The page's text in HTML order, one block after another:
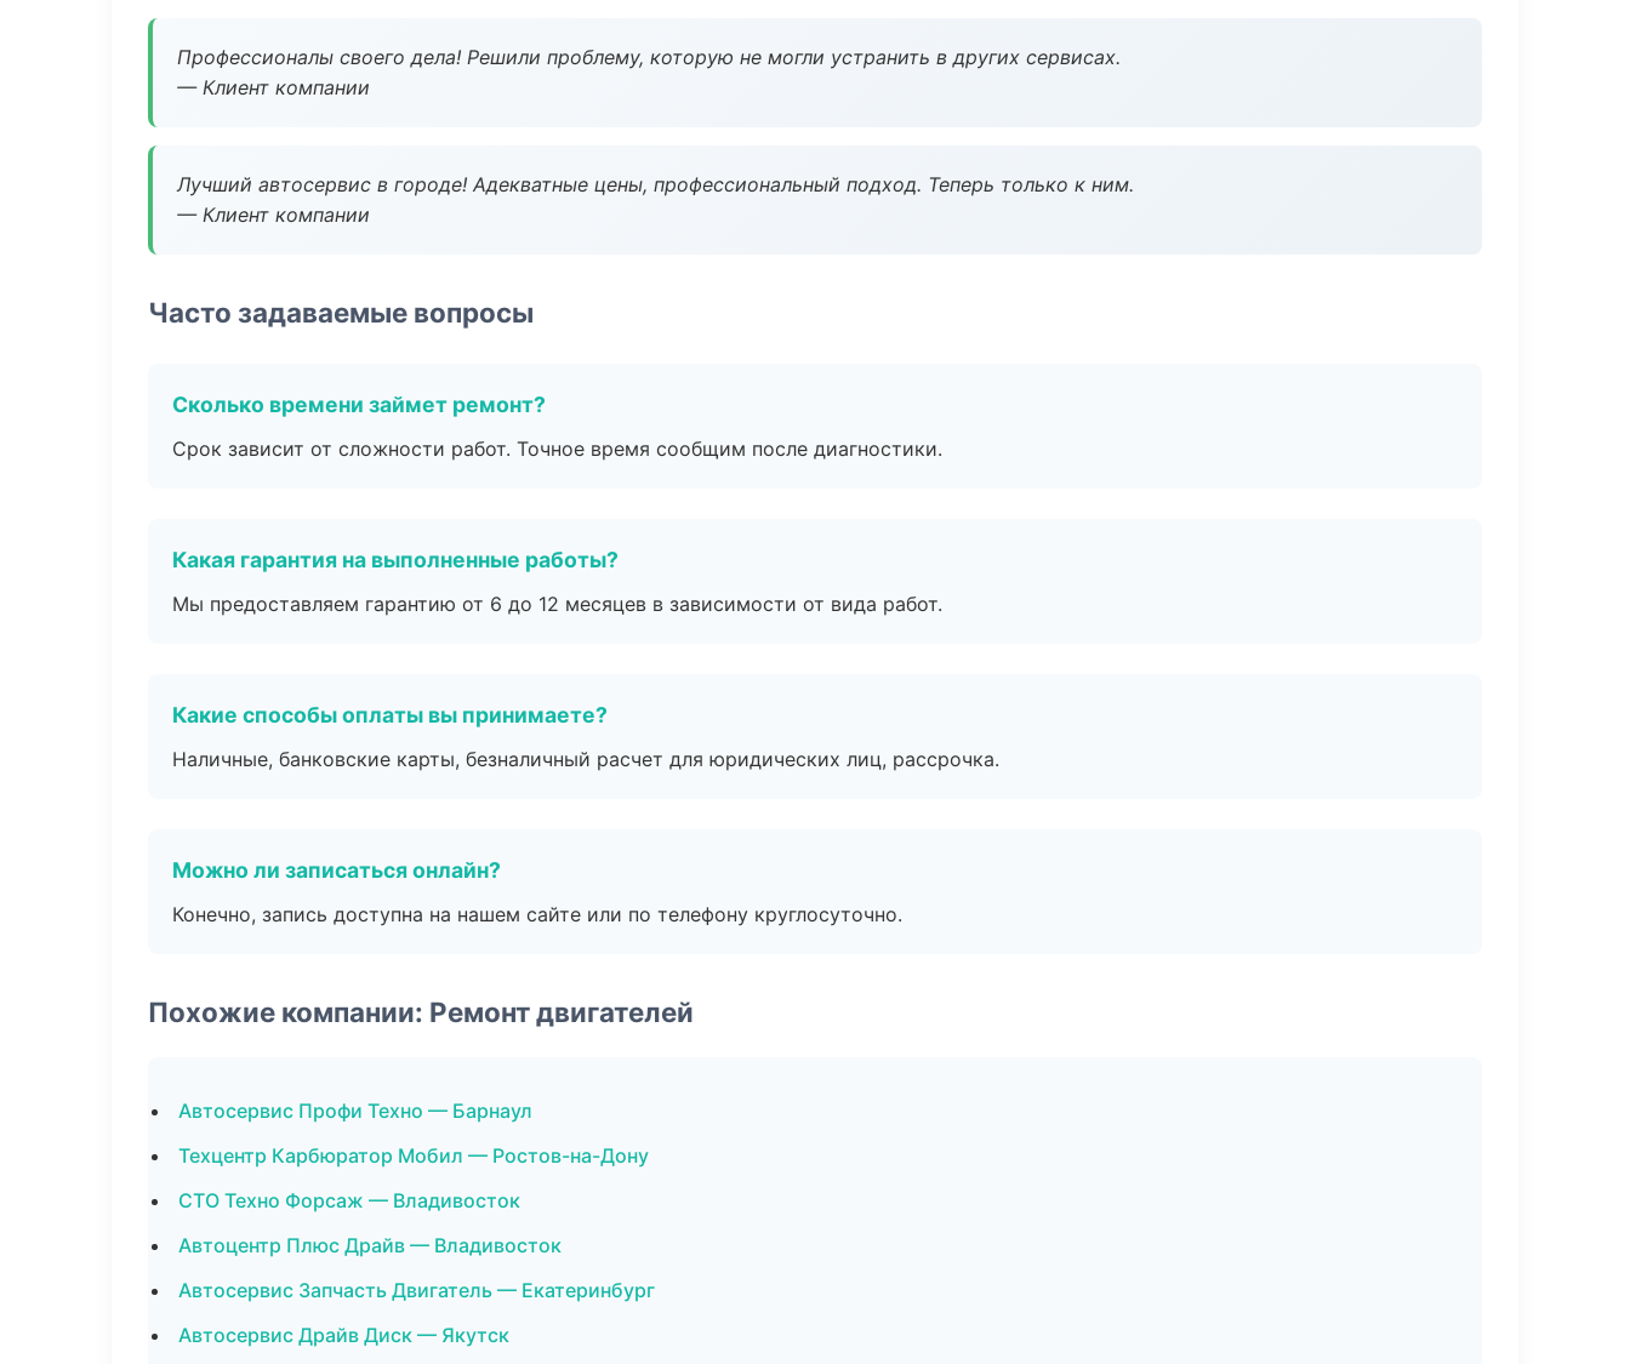
Профессионалы своего дела! Решили проблему, которую не могли устранить в других сервисах.
— Клиент компании
Лучший автосервис в городе! Адекватные цены, профессиональный подход. Теперь только к ним.
— Клиент компании
Часто задаваемые вопросы
Сколько времени займет ремонт?
Срок зависит от сложности работ. Точное время сообщим после диагностики.
Какая гарантия на выполненные работы?
Мы предоставляем гарантию от 6 до 12 месяцев в зависимости от вида работ.
Какие способы оплаты вы принимаете?
Наличные, банковские карты, безналичный расчет для юридических лиц, рассрочка.
Можно ли записаться онлайн?
Конечно, запись доступна на нашем сайте или по телефону круглосуточно.
Похожие компании: Ремонт двигателей
Автосервис Профи Техно — Барнаул
Техцентр Карбюратор Мобил — Ростов-на-Дону
СТО Техно Форсаж — Владивосток
Автоцентр Плюс Драйв — Владивосток
Автосервис Запчасть Двигатель — Екатеринбург
Автосервис Драйв Диск — Якутск